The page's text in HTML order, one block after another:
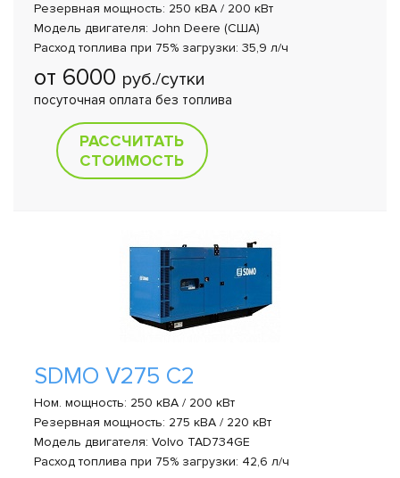
Резервная мощность: 250 кВА / 200 кВт
Модель двигателя: John Deere (США)
Расход топлива при 75% загрузки: 35,9 л/ч
от 6000 руб./сутки
посуточная оплата без топлива
РАССЧИТАТЬ
СТОИМОСТЬ
SDMO V275 C2
Ном. мощность: 250 кВА / 200 кВт
Резервная мощность: 275 кВА / 220 кВт
Модель двигателя: Volvo TAD734GE
Расход топлива при 75% загрузки: 42,6 л/ч